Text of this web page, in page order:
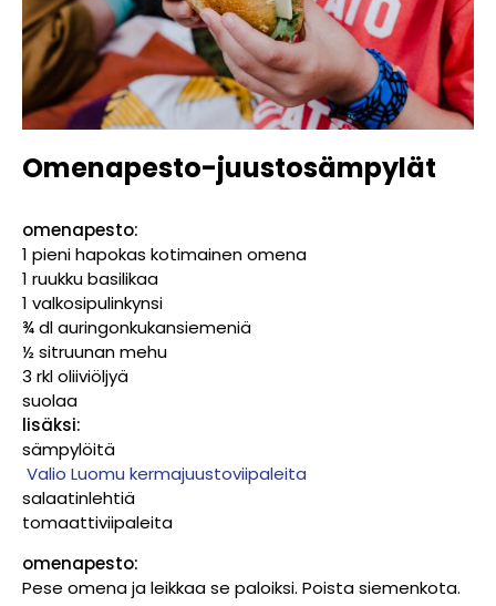
Omenapesto-juustosämpylät
omenapesto:
1 pieni hapokas kotimainen omena
1 ruukku basilikaa
1 valkosipulinkynsi
¾ dl auringonkukansiemeniä
½ sitruunan mehu
3 rkl oliiviöljyä
suolaa
lisäksi:
sämpylöitä
Valio Luomu kermajuustoviipaleita
salaatinlehtiä
tomaattiviipaleita
omenapesto:
Pese omena ja leikkaa se paloiksi. Poista siemenkota.